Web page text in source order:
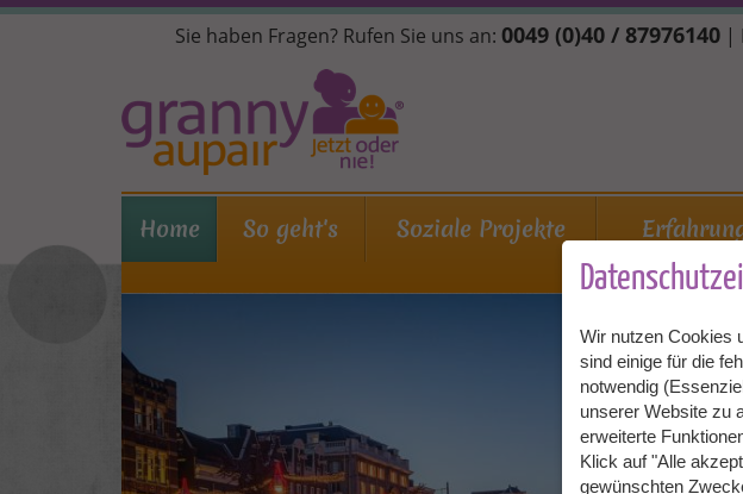
Direkt
Sie haben Fragen? Rufen Sie uns an: 0049 (0)40 / 87976140|
Home So geht's Soziale Projekte
berichte
Wir nutzen Cookies
sind einige für die
notwendig
unserer Website zu
erweiterte
Klick auf "Alle
gewünschten